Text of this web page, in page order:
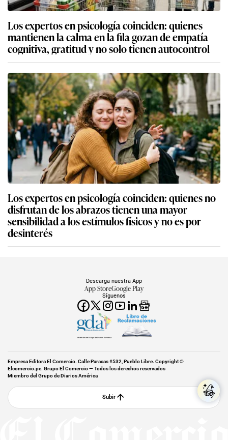
Los expertos en psicología coinciden: quienes
mantienen la calma en la fila gozan de empatía
cognitiva, gratitud y no solo tienen autocontrol
Los expertos en psicología coinciden: quienes no
disfrutan de los abrazos tienen una mayor
sensibilidad a los estímulos físicos y no es por
desinterés
Síguenos
Descarga nuestra App
App StoreGoogle Play
Miembro del Grupo de Diarios América
Empresa Editora El Comercio. Calle Paracas #532, Pueblo Libre. Copyright ©
Elcomercio.pe. Grupo El Comercio — Todos los derechos reservados
Miembro del Grupo de Diarios América
Subir